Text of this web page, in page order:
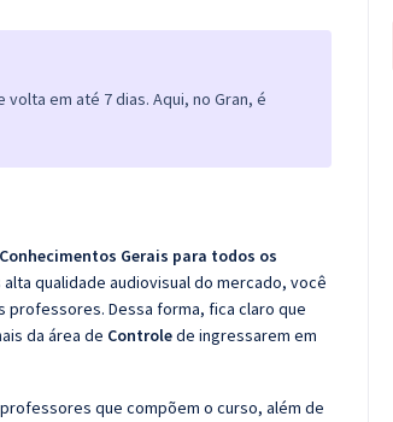
em até 7 dias. Aqui, no Gran, é
Gerais para todos os
qualidade audiovisual do mercado, você
professores. Dessa forma, fica claro que
da área de Controlede ingressarem em
que compõem o curso, além de